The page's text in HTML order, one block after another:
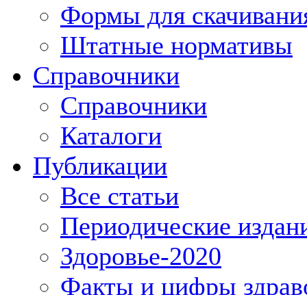
Формы для
Штатные нормативы
Справочники
Справочники
Каталоги
Публикации
Все статьи
Периодические
Здоровье-2020
Факты и цифры